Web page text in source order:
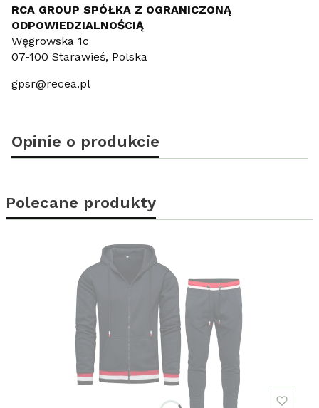
RCA GROUP SPÓŁKA Z OGRANICZONĄ
ODPOWIEDZIALNOŚCIĄ
Węgrowska 1c
07-100 Starawieś, Polska
gpsr@recea.pl
Opinie o produkcie
Polecane produkty